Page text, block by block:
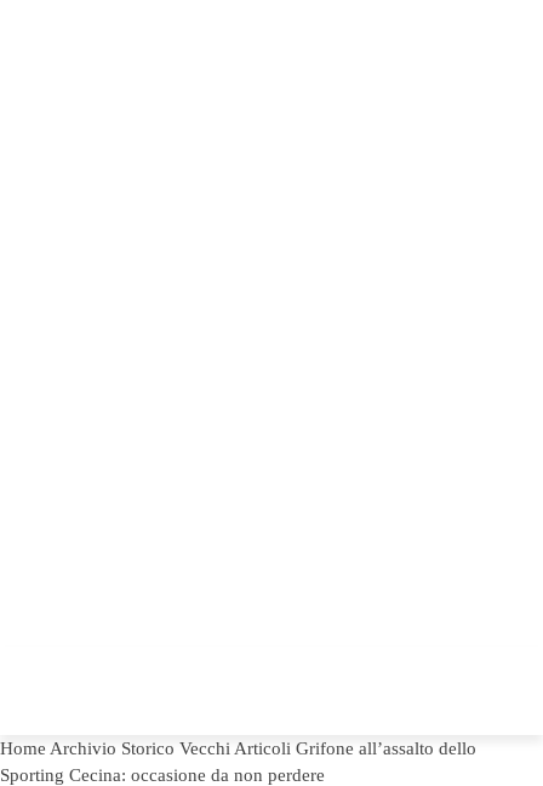
Home Archivio Storico Vecchi Articoli Grifone all’assalto dello
Sporting Cecina: occasione da non perdere